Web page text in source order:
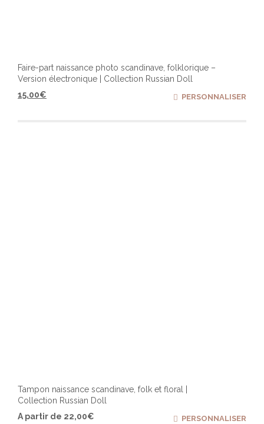
Faire-part naissance photo scandinave, folklorique –
Version électronique | Collection Russian Doll
15,00€ PERSONNALISER
Tampon naissance scandinave, folk et floral |
Collection Russian Doll
A partir de 22,00€ PERSONNALISER